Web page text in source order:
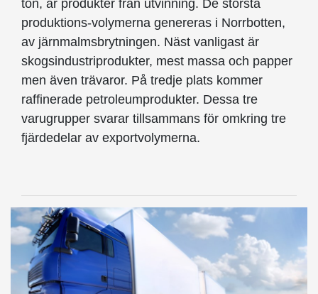
ton, är produkter från utvinning. De största
produktions-volymerna genereras i Norrbotten,
av järnmalmsbrytningen. Näst vanligast är
skogsindustriprodukter, mest massa och papper
men även trävaror. På tredje plats kommer
raffinerade petroleumprodukter. Dessa tre
varugrupper svarar tillsammans för omkring tre
fjärdedelar av exportvolymerna.